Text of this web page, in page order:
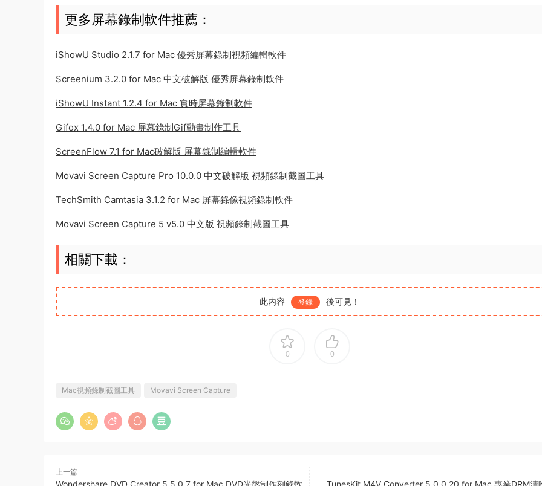
更多屏幕錄制軟件推薦：
iShowU Studio 2.1.7 for Mac 優秀屏幕錄制視頻編輯軟件
Screenium 3.2.0 for Mac 中文破解版 優秀屏幕錄制軟件
iShowU Instant 1.2.4 for Mac 實時屏幕錄制軟件
Gifox 1.4.0 for Mac 屏幕錄制Gif動畫制作工具
ScreenFlow 7.1 for Mac破解版 屏幕錄制編輯軟件
Movavi Screen Capture Pro 10.0.0 中文破解版 視頻錄制截圖工具
TechSmith Camtasia 3.1.2 for Mac 屏幕錄像視頻錄制軟件
Movavi Screen Capture 5 v5.0 中文版 視頻錄制截圖工具
相關下載：
此内容 登錄 後可見！
0 0
Mac視頻錄制截圖工具 Movavi Screen Capture
上一篇
Wondershare DVD Creator 5.5.0.7 for Mac DVD光盤制作刻錄軟 TunesKit M4V Converter 5.0.0.20 for Mac 專業DRM清